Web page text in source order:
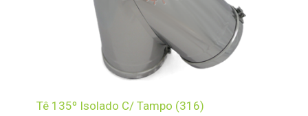
Tê 135º Isolado C/ Tampo (316)